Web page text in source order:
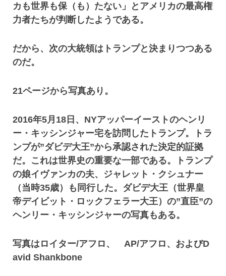
カも世界も保（も）たない」とアメリカの最高権
力者たちが判断したようである。
だから、次の大統領はトランプと決まりつつある
のだ。
21ページから写真あり。
2016年5月18日、NYアッパーイーストのヘンリ
ー・キッシンジャー宅を訪問したトランプ。トラ
ンプが”ダビデ大王”から承認された決定的証拠
だ。これは世界史の重要な一部である。トランプ
の娘イヴァンカの夫、ジャレット・クシュナー
（当時35歳）も同行した。ダビデ大王（世界皇
帝デイビット・ロックフェラー大王）の”直臣”の
ヘンリー・キッシンジャーの写真もある。
写真はロイター/アフロ、 AP/アフロ、およびD
avid Shankbone